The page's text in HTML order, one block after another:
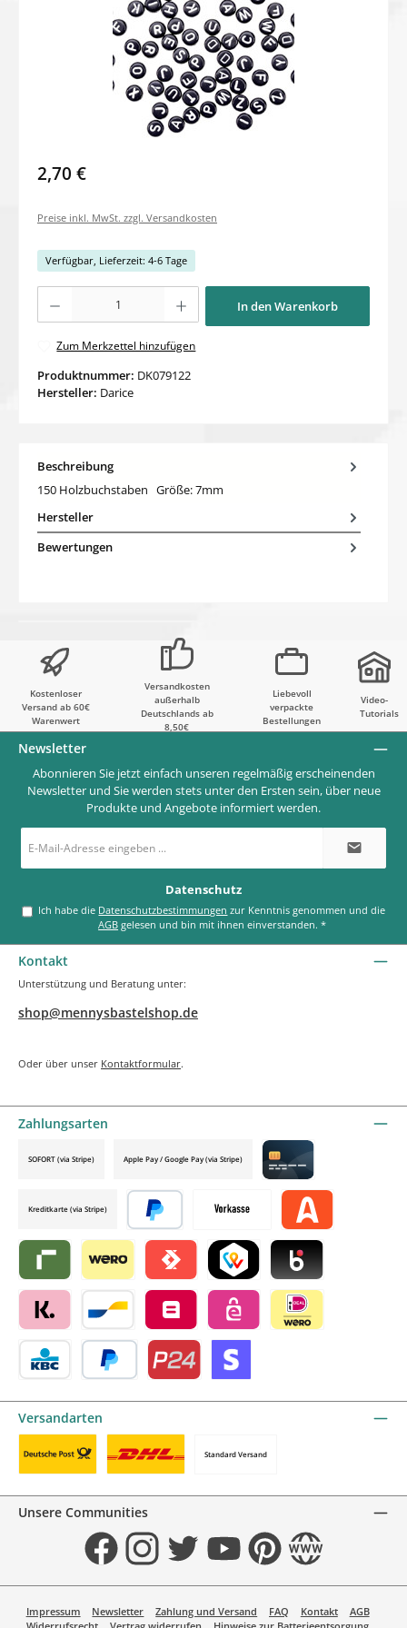
2,70 €
Preise inkl. MwSt. zzgl. Versandkosten
Verfügbar, Lieferzeit: 4-6 Tage
In den Warenkorb
Zum Merkzettel hinzufügen
Produktnummer: DK079122
Hersteller: Darice
Beschreibung
150 Holzbuchstaben Größe: 7mm
Hersteller
Bewertungen
Kostenloser
Versand ab 60€
Warenwert
Versandkosten
außerhalb
Deutschlands ab
8,50€
Liebevoll
verpackte
Bestellungen
Video-
Tutorials
Newsletter
Abonnieren Sie jetzt einfach unseren regelmäßig erscheinenden
Newsletter und Sie werden stets unter den Ersten sein, über neue
Produkte und Angebote informiert werden.
Mail-
*
Datenschutz
Ich habe die Datenschutzbestimmungen
AGB gelesen und bin mit ihnen einverstanden.*
Kontakt
Unterstützung und Beratung unter:
shop@mennysbastelshop.de
Oder über unser Kontaktformular.
Zahlungsarten
Vorkasse Alma by mollie
Riverty by mollie
Wero Satispay by mollieTWINT by mollieBlik by mollie
Klarna by mollieBancontact by mollie
Belfius by mollieeps by mollie
SOFORT (via Stripe) Apple Pay / Google Pay (via Stripe)
Credit card by mollie
Kreditkarte (via Stripe)
Später bezahlen
Versandarten
Standard Versand
Unsere Communities
FacebookInstagramTwitter YouTubePinterestWebsite
Impressum Newsletter Zahlung und Versand FAQ Kontakt
AGB